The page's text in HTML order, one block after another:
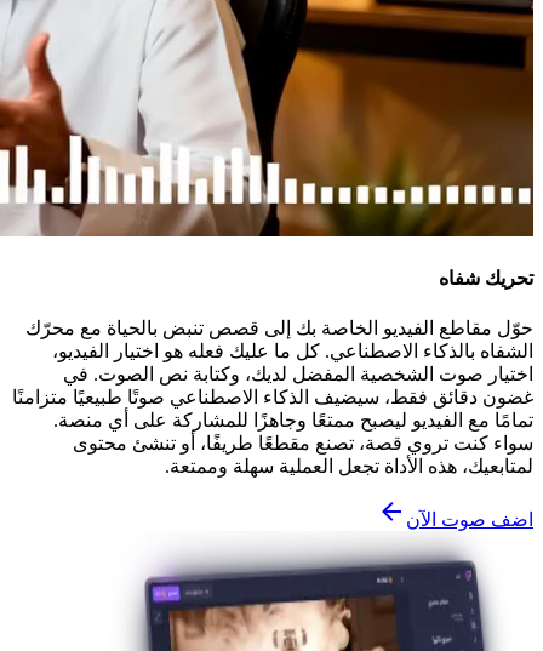
تحريك شفاه
حوّل مقاطع الفيديو الخاصة بك إلى قصص تنبض بالحياة مع محرّك
الشفاه بالذكاء الاصطناعي. كل ما عليك فعله هو اختيار الفيديو،
اختيار صوت الشخصية المفضل لديك، وكتابة نص الصوت. في
غضون دقائق فقط، سيضيف الذكاء الاصطناعي صوتًا طبيعيًا متزامنًا
تمامًا مع الفيديو ليصبح ممتعًا وجاهزًا للمشاركة على أي منصة.
سواء كنت تروي قصة، تصنع مقطعًا طريفًا، أو تنشئ محتوى
لمتابعيك، هذه الأداة تجعل العملية سهلة وممتعة.
اضف صوت الآن